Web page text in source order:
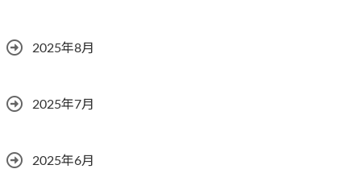
2025年8月
2025年7月
2025年6月